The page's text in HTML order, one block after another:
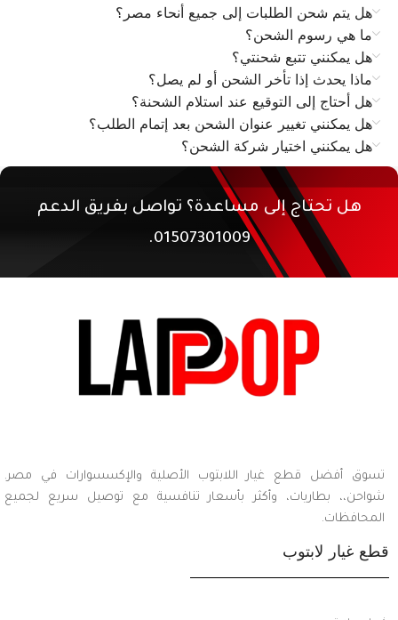
هل يتم شحن الطلبات إلى جميع أنحاء مصر؟
ما هي رسوم الشحن؟
هل يمكنني تتبع شحنتي؟
ماذا يحدث إذا تأخر الشحن أو لم يصل؟
هل أحتاج إلى التوقيع عند استلام الشحنة؟
هل يمكنني تغيير عنوان الشحن بعد إتمام الطلب؟
هل يمكنني اختيار شركة الشحن؟
هل تحتاج إلى مساعدة؟ تواصل بفريق الدعم
01507301009.
تسوق أفضل قطع غيار اللابتوب الأصلية والإكسسوارات في مصر.
شواحن،، بطاريات، وأكثر بأسعار تنافسية مع توصيل سريع لجميع
المحافظات.
قطع غيار لابتوب